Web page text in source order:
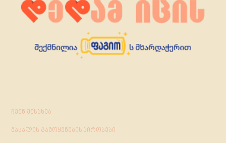
ჩვენ შესახებ
მასალის გამოყენების პირობები